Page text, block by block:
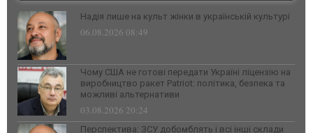
Надія лише на культ жінки в українській культурі
06.08.2026 08:49
Чому США не готові передати Україні ліцензію на
виробництво ракет Patriot: політика, безпека та
можливі альтернативи
03.08.2026 20:24
Перспектива: ЗСУ добомблять і всі інші склади